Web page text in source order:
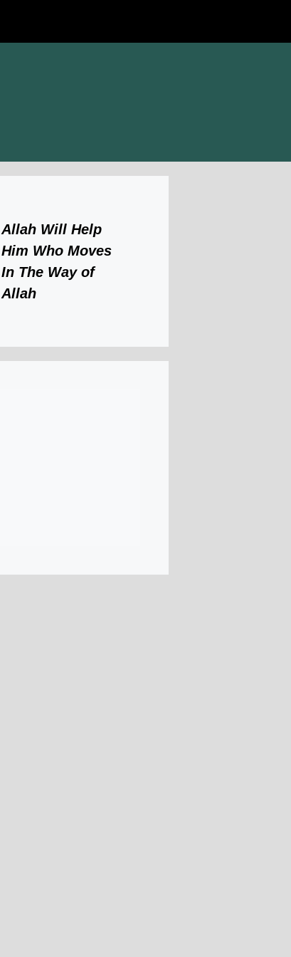
Allah Will Help
Him Who Moves
In The Way of
Allah